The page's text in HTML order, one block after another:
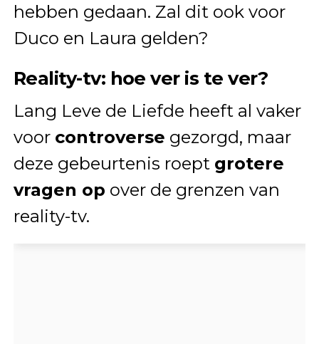
hebben gedaan. Zal dit ook voor
Duco en Laura gelden?
Reality-tv: hoe ver is te ver?
Lang Leve de Liefde heeft al vaker
voor controverse gezorgd, maar
deze gebeurtenis roept grotere
vragen op over de grenzen van
reality-tv.